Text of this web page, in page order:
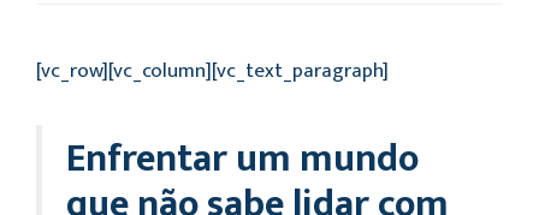
[vc_row][vc_column][vc_text_paragraph]
Enfrentar um mundo